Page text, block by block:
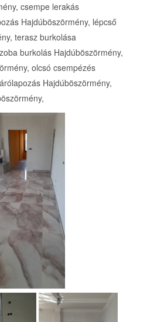
csempe lerakás
Hajdúböszörmény, lépcső
terasz burkolása
burkolás Hajdúböszörmény,
olcsó csempézés
Hajdúböszörmény,